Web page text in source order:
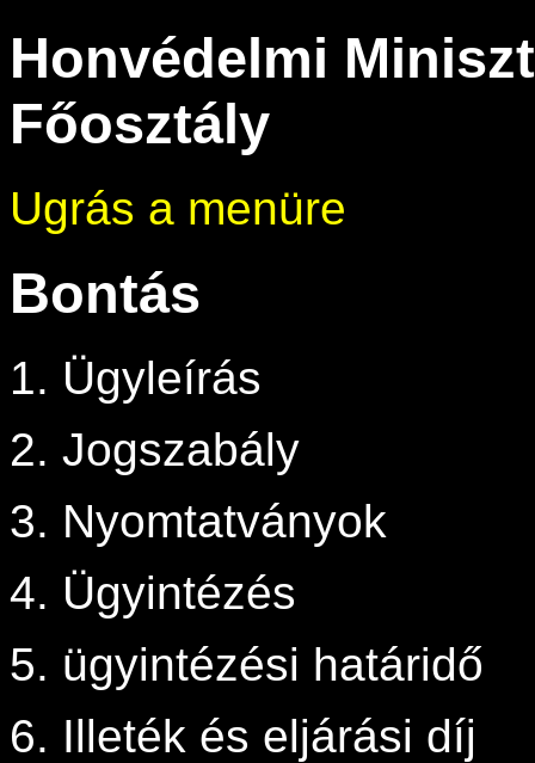
Honvédelmi
Főosztály
Ugrás a menüre
Bontás
1. Ügyleírás
2. Jogszabály
3. Nyomtatványok
4. Ügyintézés
5. ügyintézési határidő
6. Illeték és eljárási díj